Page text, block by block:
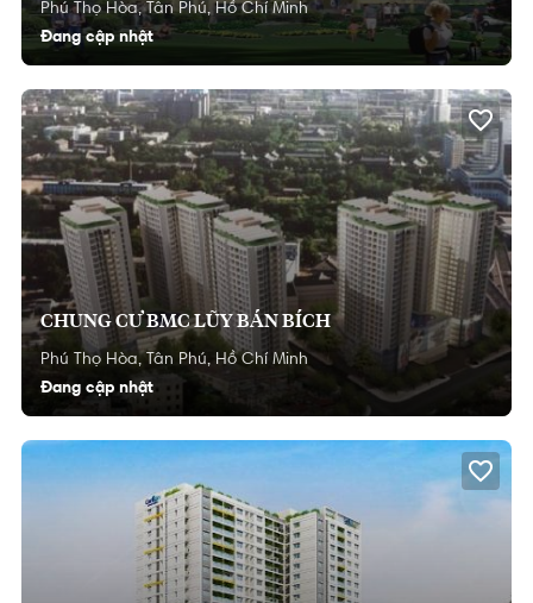
Phú Thọ Hòa, Tân Phú, Hồ Chí Minh
Đang cập nhật
CHUNG CƯ BMC LŨY BÁN BÍCH
Phú Thọ Hòa, Tân Phú, Hồ Chí Minh
Đang cập nhật